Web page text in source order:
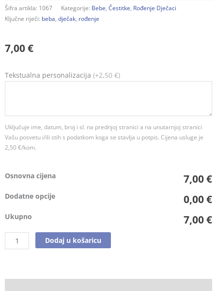
Šifra artikla: 1067 Kategorije: Bebe, Čestitke, Rođenje Dječaci
Ključne riječi: beba, dječak, rođenje
7,00€
Tekstualna personalizacija (+2,50 €)
Uključuje ime, datum, broj i sl. na prednjoj stranici a na unutarnjoj stranici
Vašu posvetu i/ili stih s podatkom koga se stavlja u potpis. Cijena usluge je
2,50 €/kom.
Osnovna cijena 7,00 €
Dodatne opcije 0,00 €
Ukupno 7,00 €
Čestitka
Dodaj u košaricu